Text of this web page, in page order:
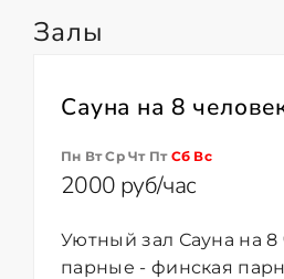
Залы
Сауна на 8
Пн Вт Ср Чт Пт Сб Вс
2000 руб/час
Уютный зал Сауна на 8
парные - финская